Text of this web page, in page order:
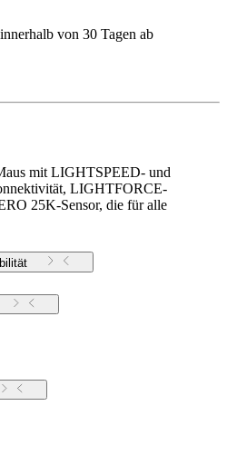
innerhalb von 30 Tagen ab
mit LIGHTSPEED- und
LIGHTFORCE-
25K-Sensor, die für alle